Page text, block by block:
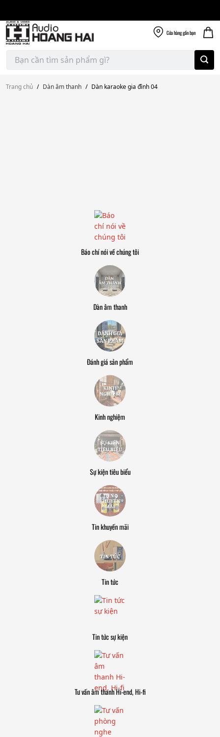
content
Cửa hànggần bạn
Tìm
kiếm:
Trang chủ / Dàn âm thanh / Dàn karaoke gia đình 04
Báo chí nói về chúng tôi
Dàn âm thanh
Đánh giá sản phẩm
Kinh nghiệm
Sự kiện tiêu biểu
Tin khuyến mãi
Tin tức
Tin tức sự kiện
Tư vấn âm thanh Hi-end, Hi-fi